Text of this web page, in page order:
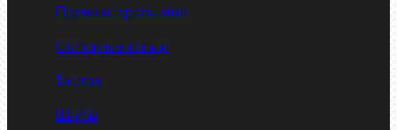
Пружины тарельчатые
Стопорные кольца
Такелаж
Шайбы